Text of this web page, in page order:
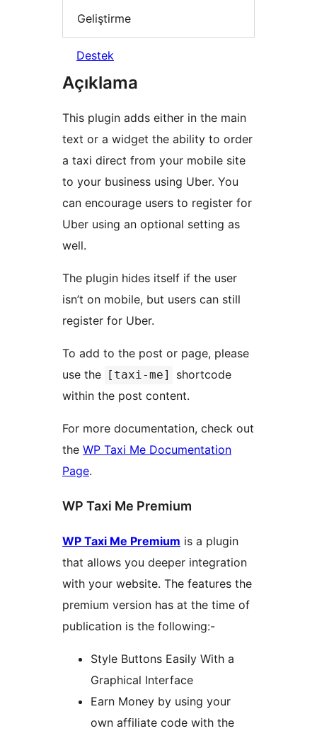
Geliştirme
Destek
Açıklama
This plugin adds either in the main
text or a widget the ability to order
a taxi direct from your mobile site
to your business using Uber. You
can encourage users to register for
Uber using an optional setting as
well.
The plugin hides itself if the user
isn’t on mobile, but users can still
register for Uber.
To add to the post or page, please
use the
[taxi-me]
shortcode
within the post content.
For more documentation, check out
the WP Taxi Me Documentation
Page.
WP Taxi Me Premium
WP Taxi Me Premium is a plugin
that allows you deeper integration
with your website. The features the
premium version has at the time of
publication is the following:-
Style Buttons Easily With a
Graphical Interface
Earn Money by using your
own affiliate code with the